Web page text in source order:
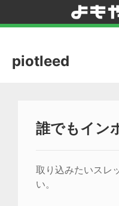
piotleed
誰でもイン
取り込みたいスレ
い。